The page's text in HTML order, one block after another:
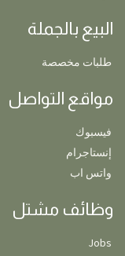
البيع بالجملة
طلبات مخصصة
مواقع التواصل
فيسبوك
إنستاجرام
واتس اب
وظائف مشتل
Jobs